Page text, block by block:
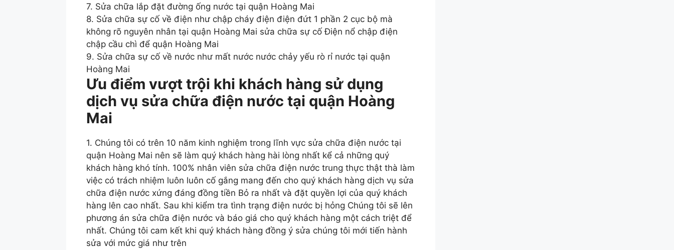
7. Sửa chữa lắp đặt đường ống nước tại quận Hoàng Mai
8. Sửa chữa sự cố về điện như chập cháy điện điện đứt 1 phần 2 cục bộ mà
không rõ nguyên nhân tại quận Hoàng Mai sửa chữa sự cố Điện nổ chập điện
chập cầu chì để quận Hoàng Mai
9. Sửa chữa sự cố về nước như mất nước nước chảy yếu rò rỉ nước tại quận
Hoàng Mai
Ưu điểm vượt trội khi khách hàng sử dụng
dịch vụ sửa chữa điện nước tại quận Hoàng
Mai
1. Chúng tôi có trên 10 năm kinh nghiệm trong lĩnh vực sửa chữa điện nước tại
quận Hoàng Mai nên sẽ làm quý khách hàng hài lòng nhất kể cả những quý
khách hàng khó tính. 100% nhân viên sửa chữa điện nước trung thực thật thà làm
việc có trách nhiệm luôn luôn cố gắng mang đến cho quý khách hàng dịch vụ sửa
chữa điện nước xứng đáng đồng tiền Bỏ ra nhất và đặt quyền lợi của quý khách
hàng lên cao nhất. Sau khi kiểm tra tình trạng điện nước bị hỏng Chúng tôi sẽ lên
phương án sửa chữa điện nước và báo giá cho quý khách hàng một cách triệt để
nhất. Chúng tôi cam kết khi quý khách hàng đồng ý sửa chúng tôi mới tiến hành
sửa với mức giá như trên